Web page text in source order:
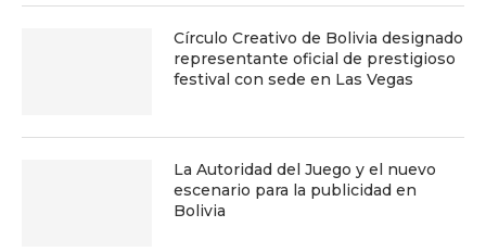
Círculo Creativo de Bolivia designado
representante oficial de prestigioso
festival con sede en Las Vegas
La Autoridad del Juego y el nuevo
escenario para la publicidad en
Bolivia